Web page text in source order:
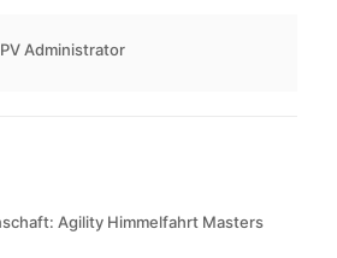
Administrator
Agility Himmelfahrt Masters